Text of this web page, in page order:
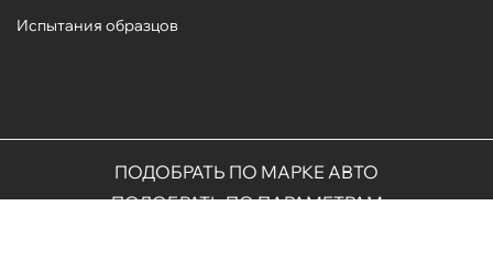
Испытания образцов
ПОДОБРАТЬ ПО МАРКЕ АВТО
ПОДОБРАТЬ ПО ПАРАМЕТРАМ